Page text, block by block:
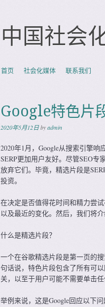
中国社会
Menu
Skip to content
首页 社会化媒体 联系我们
Google特色片
2020年5月12日byadmin
2020年1月，Google从搜索引擎
SERP更加用户友好。尽管SEO
放弃它们。毕竟，精选片段是
投资。
在决定是否值得花时间和精力尝
以及最近的变化。然后，我们将
什么是精选片段？
一个在谷歌精选片段是第一页的
句话说，特色片段包含了所有可
关，以至于用户可能不需要单击任
举例来说，这是Google回应以下